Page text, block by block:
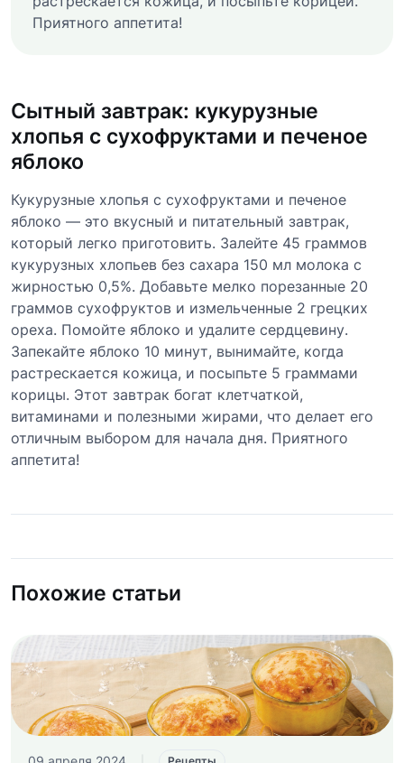
Приятного аппетита!
Сытный завтрак: кукурузные
хлопья с сухофруктами и печеное
яблоко
Кукурузные хлопья с сухофруктами и печеное
яблоко — это вкусный и питательный завтрак,
который легко приготовить. Залейте 45 граммов
кукурузных хлопьев без сахара 150 мл молока с
жирностью 0,5%. Добавьте мелко порезанные 20
граммов сухофруктов и измельченные 2 грецких
ореха. Помойте яблоко и удалите сердцевину.
Запекайте яблоко 10 минут, вынимайте, когда
растрескается кожица, и посыпьте 5 граммами
корицы. Этот завтрак богат клетчаткой,
витаминами и полезными жирами, что делает его
отличным выбором для начала дня. Приятного
аппетита!
Похожие статьи